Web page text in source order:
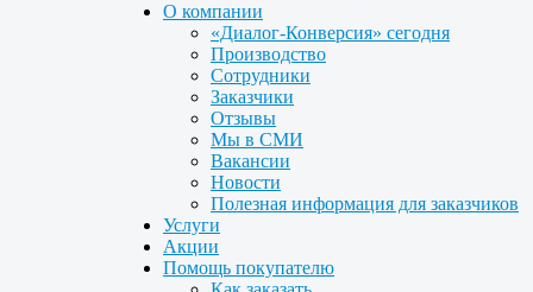
О компании
«Диалог-Конверсия» сегодня
Производство
Сотрудники
Заказчики
Отзывы
Мы в СМИ
Вакансии
Новости
Полезная информация для заказчиков
Услуги
Акции
Помощь покупателю